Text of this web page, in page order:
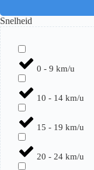
Snelheid
0 - 9 km/u
10 - 14 km/u
15 - 19 km/u
20 - 24 km/u